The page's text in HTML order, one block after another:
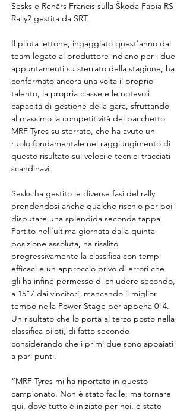
Sesks e Renārs Francis sulla Škoda Fabia RS
Rally2 gestita da SRT.
Il pilota lettone, ingaggiato quest’anno dal
team legato al produttore indiano per i due
appuntamenti su sterrato della stagione, ha
confermato ancora una volta il proprio
talento, la propria classe e le notevoli
capacità di gestione della gara, sfruttando
al massimo la competitività del pacchetto
MRF Tyres su sterrato, che ha avuto un
ruolo fondamentale nel raggiungimento di
questo risultato sui veloci e tecnici tracciati
scandinavi.
Sesks ha gestito le diverse fasi del rally
prendendosi anche qualche rischio per poi
disputare una splendida seconda tappa.
Partito nell’ultima giornata dalla quinta
posizione assoluta, ha risalito
progressivamente la classifica con tempi
efficaci e un approccio privo di errori che
gli ha infine permesso di chiudere secondo,
a 15"7 dai vincitori, mancando il miglior
tempo nella Power Stage per appena 0"4.
Un risultato che lo porta al terzo posto nella
classifica piloti, di fatto secondo
considerando che i primi due sono appaiati
a pari punti.
“MRF Tyres mi ha riportato in questo
campionato. Non è stato facile, ma tornare
qui, dove tutto è iniziato per noi, è stato